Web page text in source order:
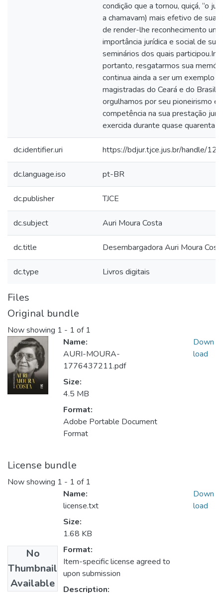
condição que a tornou, quiçá, “o
a chamavam) mais efetivo de sua
de render-lhe reconhecimento
importância jurídica e social de
seminários dos quais
portanto, resgatarmos sua
continua ainda a ser um exemplo
magistradas do Ceará e do Brasil,
orgulhamos por seu pioneirismo e
competência na sua prestação
exercida durante quase quarenta
dc.identifier.uri https://bdjur.tjce.jus.br/handle/
dc.language.iso pt-BR
dc.publisher TJCE
dc.subject Auri Moura Costa
dc.title Desembargadora Auri Moura
dc.type Livros digitais
Files
Original bundle
Now showing 1 - 1 of 1
Name:
AURI-MOURA-
1776437211.pdf
Size:
4.5 MB
Format:
Adobe Portable Document
Format
Down
load
License bundle
Now showing 1 - 1 of 1
No
Thumbnail
Available
Name:
license.txt
Size:
1.68 KB
Format:
Item-specific license agreed to
upon submission
Description:
Down
load